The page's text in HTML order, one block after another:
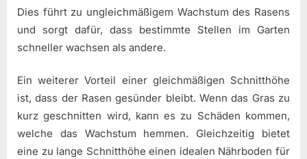
Dies führt zu ungleichmäßigem Wachstum des Rasens
und sorgt dafür, dass bestimmte Stellen im Garten
schneller wachsen als andere.
Ein weiterer Vorteil einer gleichmäßigen Schnitthöhe
ist, dass der Rasen gesünder bleibt. Wenn das Gras zu
kurz geschnitten wird, kann es zu Schäden kommen,
welche das Wachstum hemmen. Gleichzeitig bietet
eine zu lange Schnitthöhe einen idealen Nährboden für